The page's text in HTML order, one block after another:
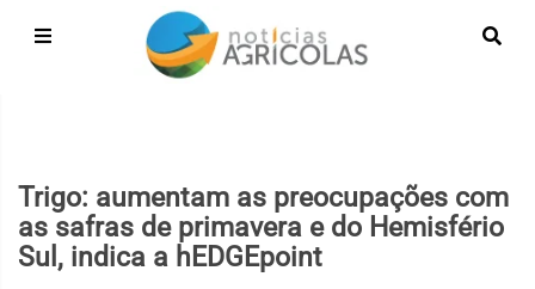
Trigo: aumentam as preocupações com
as safras de primavera e do Hemisfério
Sul, indica a hEDGEpoint